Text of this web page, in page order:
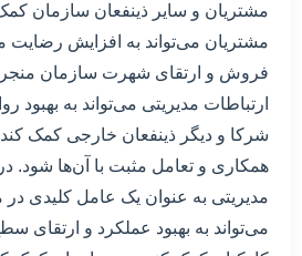
مشتریان و سایر ذینفعان سازمان
مشتریان می‌تواند به افزایش رضایت
فروش و ارتقای شهرت سازمان منجر
ارتباطات مدیریتی می‌تواند به بهبود
شرکا و دیگر ذینفعان خارجی کمک
همکاری و تعامل مثبت با آن‌ها شود.
مدیریتی به عنوان یک عامل کلیدی
می‌تواند به بهبود عملکرد و ارتقای